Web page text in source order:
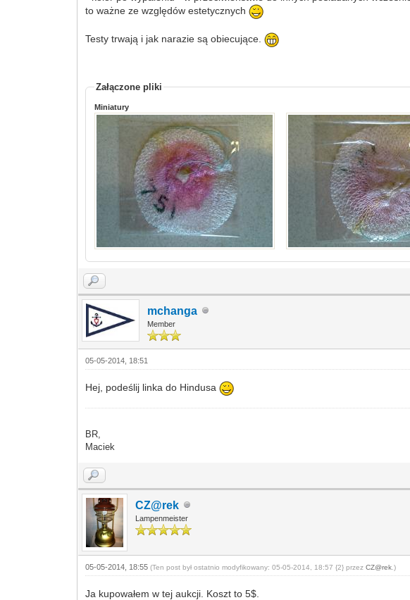
to ważne ze względów estetycznych
Testy trwają i jak narazie są obiecujące.
Załączone pliki
Miniatury
mchanga
Member
05-05-2014, 18:51
Hej, podeślij linka do Hindusa
BR,
Maciek
CZ@rek
Lampenmeister
05-05-2014, 18:55(Ten post był ostatnio modyfikowany: 05-05-2014, 18:57 {2} przezCZ@rek .)
Ja kupowałem w tej aukcji. Koszt to 5$.